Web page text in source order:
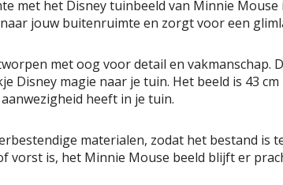
met het Disney tuinbeeld van Minnie Mouse
jouw buitenruimte en zorgt voor een
met oog voor detail en vakmanschap.
Disney magie naar je tuin. Het beeld is 43
heeft in je tuin.
materialen, zodat het bestand is
vorst is, het Minnie Mouse beeld blijft er